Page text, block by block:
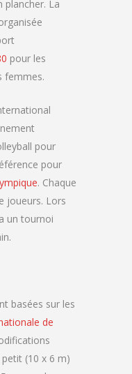
plancher. La
pour les
femmes.
pour
pour
. Chaque
joueurs. Lors
un tournoi
basées sur les
de
(10 x 6 m)